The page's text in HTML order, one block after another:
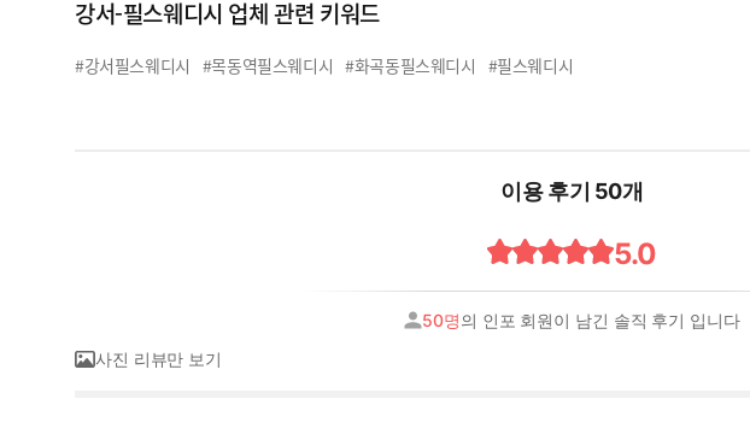
강서-필스웨디시 업체 관련 키워드
#강서필스웨디시 #목동역필스웨디시 #화곡동필스웨디시 #필스웨디시
이용 후기 50개
5.0
50명의 인포 회원이 남긴 솔직 후기 입니다
사진 리뷰만 보기